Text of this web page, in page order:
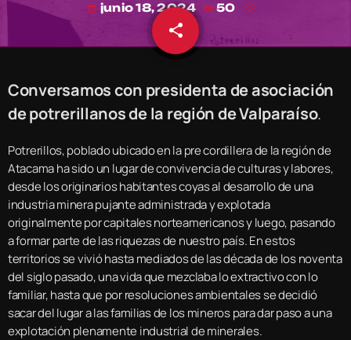
today junio 18, 2024 50
share
email
Conversamos con presidenta de asociación
de potrerillanos de la región de Valparaíso.
Potrerillos, poblado ubicado en la pre cordillera de la región de
Atacama ha sido un lugar de convivencia de culturas y labores,
desde los originarios habitantes coyas al desarrollo de una
industria minera pujante administrada y explotada
originalmente por capitales norteamericanos y luego, pasando
a formar parte de las riquezas de nuestro país. En estos
territorios se vivió hasta mediados de las década de los noventa
del siglo pasado, una vida que mezclaba lo extractivo con lo
familiar, hasta que por resoluciones ambientales se decidió
sacar del lugar a las familias de los mineros para dar paso a una
explotación plenamente industrial de minerales.